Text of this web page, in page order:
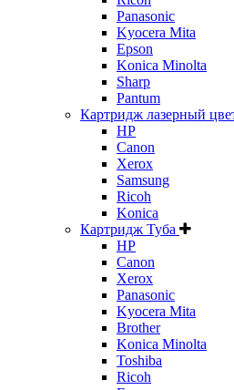
Panasonic
Kyocera Mita
Epson
Konica Minolta
Sharp
Pantum
Картридж лазерный
HP
Canon
Xerox
Samsung
Ricoh
Konica
Картридж Туба
HP
Canon
Xerox
Panasonic
Kyocera Mita
Brother
Konica Minolta
Toshiba
Ricoh